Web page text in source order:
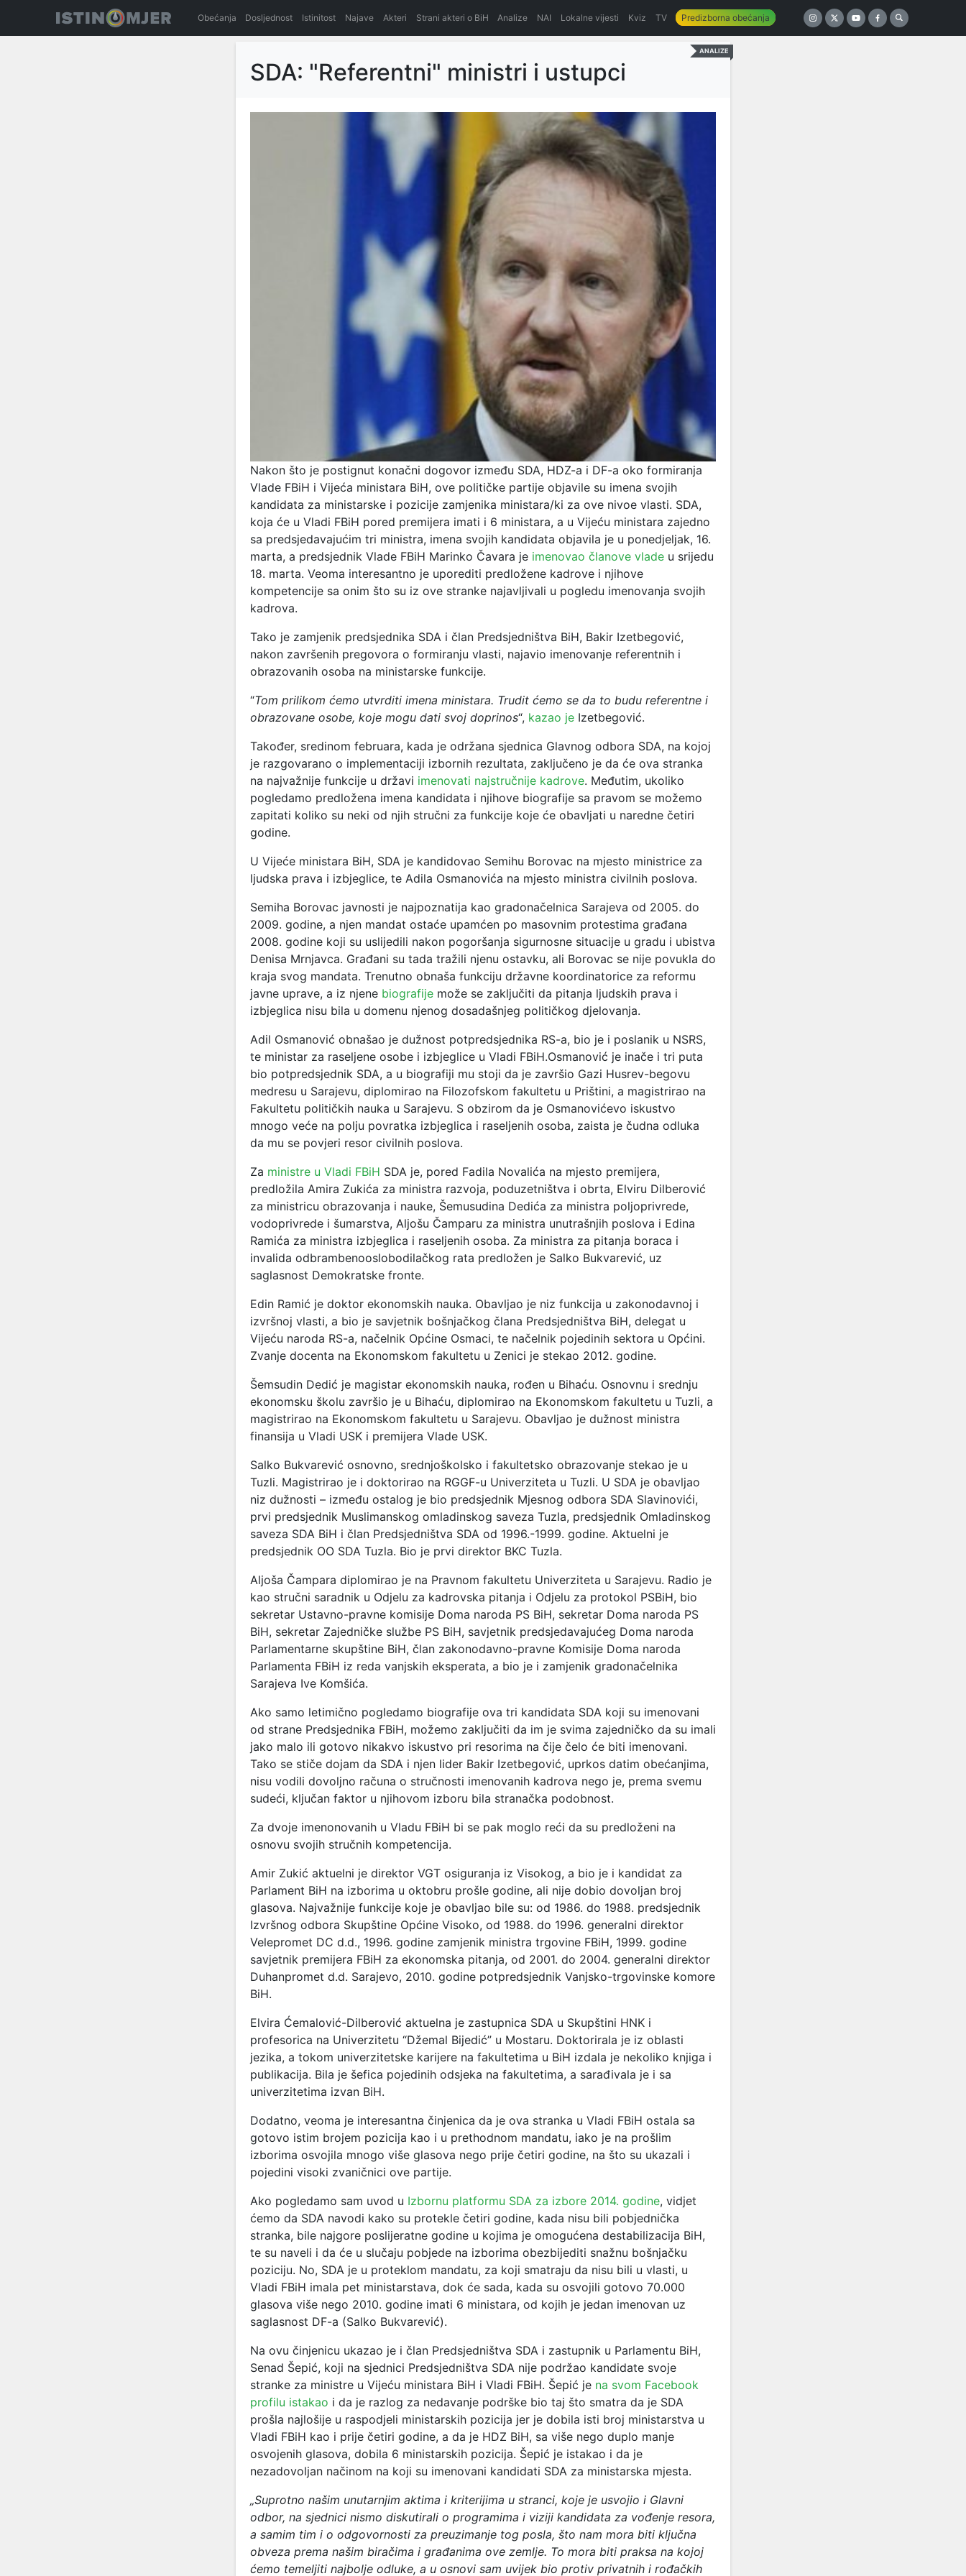
Obećanja Dosljednost Istinitost Najave Akteri Strani akteri o BiH Analize NAI Lokalne vijesti Kviz TV Predizborna obećanja
ANALIZE
SDA: "Referentni" ministri i ustupci
Nakon što je postignut konačni dogovor između SDA, HDZ-a i DF-a oko formiranja
Vlade FBiH i Vijeća ministara BiH, ove političke partije objavile su imena svojih
kandidata za ministarske i pozicije zamjenika ministara/ki za ove nivoe vlasti. SDA,
koja će u Vladi FBiH pored premijera imati i 6 ministara, a u Vijeću ministara zajedno
sa predsjedavajućim tri ministra, imena svojih kandidata objavila je u ponedjeljak, 16.
marta, a predsjednik Vlade FBiH Marinko Čavara je imenovao članove vlade u srijedu
18. marta. Veoma interesantno je uporediti predložene kadrove i njihove
kompetencije sa onim što su iz ove stranke najavljivali u pogledu imenovanja svojih
kadrova.
Tako je zamjenik predsjednika SDA i član Predsjedništva BiH, Bakir Izetbegović,
nakon završenih pregovora o formiranju vlasti, najavio imenovanje referentnih i
obrazovanih osoba na ministarske funkcije.
“Tom prilikom ćemo utvrditi imena ministara. Trudit ćemo se da to budu referentne i
obrazovane osobe, koje mogu dati svoj doprinos“, kazao je Izetbegović.
Također, sredinom februara, kada je održana sjednica Glavnog odbora SDA, na kojoj
je razgovarano o implementaciji izbornih rezultata, zaključeno je da će ova stranka
na najvažnije funkcije u državi imenovati najstručnije kadrove. Međutim, ukoliko
pogledamo predložena imena kandidata i njihove biografije sa pravom se možemo
zapitati koliko su neki od njih stručni za funkcije koje će obavljati u naredne četiri
godine.
U Vijeće ministara BiH, SDA je kandidovao Semihu Borovac na mjesto ministrice za
ljudska prava i izbjeglice, te Adila Osmanovića na mjesto ministra civilnih poslova.
Semiha Borovac javnosti je najpoznatija kao gradonačelnica Sarajeva od 2005. do
2009. godine, a njen mandat ostaće upamćen po masovnim protestima građana
2008. godine koji su uslijedili nakon pogoršanja sigurnosne situacije u gradu i ubistva
Denisa Mrnjavca. Građani su tada tražili njenu ostavku, ali Borovac se nije povukla do
kraja svog mandata. Trenutno obnaša funkciju državne koordinatorice za reformu
javne uprave, a iz njene biografije može se zaključiti da pitanja ljudskih prava i
izbjeglica nisu bila u domenu njenog dosadašnjeg političkog djelovanja.
Adil Osmanović obnašao je dužnost potpredsjednika RS-a, bio je i poslanik u NSRS,
te ministar za raseljene osobe i izbjeglice u Vladi FBiH.Osmanović je inače i tri puta
bio potpredsjednik SDA, a u biografiji mu stoji da je završio Gazi Husrev-begovu
medresu u Sarajevu, diplomirao na Filozofskom fakultetu u Prištini, a magistrirao na
Fakultetu političkih nauka u Sarajevu. S obzirom da je Osmanovićevo iskustvo
mnogo veće na polju povratka izbjeglica i raseljenih osoba, zaista je čudna odluka
da mu se povjeri resor civilnih poslova.
Za ministre u Vladi FBiH SDA je, pored Fadila Novalića na mjesto premijera,
predložila Amira Zukića za ministra razvoja, poduzetništva i obrta, Elviru Dilberović
za ministricu obrazovanja i nauke, Šemusudina Dedića za ministra poljoprivrede,
vodoprivrede i šumarstva, Aljošu Čamparu za ministra unutrašnjih poslova i Edina
Ramića za ministra izbjeglica i raseljenih osoba. Za ministra za pitanja boraca i
invalida odbrambenooslobodilačkog rata predložen je Salko Bukvarević, uz
saglasnost Demokratske fronte.
Edin Ramić je doktor ekonomskih nauka. Obavljao je niz funkcija u zakonodavnoj i
izvršnoj vlasti, a bio je savjetnik bošnjačkog člana Predsjedništva BiH, delegat u
Vijeću naroda RS-a, načelnik Općine Osmaci, te načelnik pojedinih sektora u Općini.
Zvanje docenta na Ekonomskom fakultetu u Zenici je stekao 2012. godine.
Šemsudin Dedić je magistar ekonomskih nauka, rođen u Bihaću. Osnovnu i srednju
ekonomsku školu završio je u Bihaću, diplomirao na Ekonomskom fakultetu u Tuzli, a
magistrirao na Ekonomskom fakultetu u Sarajevu. Obavljao je dužnost ministra
finansija u Vladi USK i premijera Vlade USK.
Salko Bukvarević osnovno, srednjoškolsko i fakultetsko obrazovanje stekao je u
Tuzli. Magistrirao je i doktorirao na RGGF-u Univerziteta u Tuzli. U SDA je obavljao
niz dužnosti – između ostalog je bio predsjednik Mjesnog odbora SDA Slavinovići,
prvi predsjednik Muslimanskog omladinskog saveza Tuzla, predsjednik Omladinskog
saveza SDA BiH i član Predsjedništva SDA od 1996.-1999. godine. Aktuelni je
predsjednik OO SDA Tuzla. Bio je prvi direktor BKC Tuzla.
Aljoša Čampara diplomirao je na Pravnom fakultetu Univerziteta u Sarajevu. Radio je
kao stručni saradnik u Odjelu za kadrovska pitanja i Odjelu za protokol PSBiH, bio
sekretar Ustavno-pravne komisije Doma naroda PS BiH, sekretar Doma naroda PS
BiH, sekretar Zajedničke službe PS BiH, savjetnik predsjedavajućeg Doma naroda
Parlamentarne skupštine BiH, član zakonodavno-pravne Komisije Doma naroda
Parlamenta FBiH iz reda vanjskih eksperata, a bio je i zamjenik gradonačelnika
Sarajeva Ive Komšića.
Ako samo letimično pogledamo biografije ova tri kandidata SDA koji su imenovani
od strane Predsjednika FBiH, možemo zaključiti da im je svima zajedničko da su imali
jako malo ili gotovo nikakvo iskustvo pri resorima na čije čelo će biti imenovani.
Tako se stiče dojam da SDA i njen lider Bakir Izetbegović, uprkos datim obećanjima,
nisu vodili dovoljno računa o stručnosti imenovanih kadrova nego je, prema svemu
sudeći, ključan faktor u njihovom izboru bila stranačka podobnost.
Za dvoje imenonovanih u Vladu FBiH bi se pak moglo reći da su predloženi na
osnovu svojih stručnih kompetencija.
Amir Zukić aktuelni je direktor VGT osiguranja iz Visokog, a bio je i kandidat za
Parlament BiH na izborima u oktobru prošle godine, ali nije dobio dovoljan broj
glasova. Najvažnije funkcije koje je obavljao bile su: od 1986. do 1988. predsjednik
Izvršnog odbora Skupštine Općine Visoko, od 1988. do 1996. generalni direktor
Velepromet DC d.d., 1996. godine zamjenik ministra trgovine FBiH, 1999. godine
savjetnik premijera FBiH za ekonomska pitanja, od 2001. do 2004. generalni direktor
Duhanpromet d.d. Sarajevo, 2010. godine potpredsjednik Vanjsko-trgovinske komore
BiH.
Elvira Ćemalović-Dilberović aktuelna je zastupnica SDA u Skupštini HNK i
profesorica na Univerzitetu “Džemal Bijedić” u Mostaru. Doktorirala je iz oblasti
jezika, a tokom univerzitetske karijere na fakultetima u BiH izdala je nekoliko knjiga i
publikacija. Bila je šefica pojedinih odsjeka na fakultetima, a sarađivala je i sa
univerzitetima izvan BiH.
Dodatno, veoma je interesantna činjenica da je ova stranka u Vladi FBiH ostala sa
gotovo istim brojem pozicija kao i u prethodnom mandatu, iako je na prošlim
izborima osvojila mnogo više glasova nego prije četiri godine, na što su ukazali i
pojedini visoki zvaničnici ove partije.
Ako pogledamo sam uvod u Izbornu platformu SDA za izbore 2014. godine, vidjet
ćemo da SDA navodi kako su protekle četiri godine, kada nisu bili pobjednička
stranka, bile najgore poslijeratne godine u kojima je omogućena destabilizacija BiH,
te su naveli i da će u slučaju pobjede na izborima obezbijediti snažnu bošnjačku
poziciju. No, SDA je u proteklom mandatu, za koji smatraju da nisu bili u vlasti, u
Vladi FBiH imala pet ministarstava, dok će sada, kada su osvojili gotovo 70.000
glasova više nego 2010. godine imati 6 ministara, od kojih je jedan imenovan uz
saglasnost DF-a (Salko Bukvarević).
Na ovu činjenicu ukazao je i član Predsjedništva SDA i zastupnik u Parlamentu BiH,
Senad Šepić, koji na sjednici Predsjedništva SDA nije podržao kandidate svoje
stranke za ministre u Vijeću ministara BiH i Vladi FBiH. Šepić je na svom Facebook
profilu istakao i da je razlog za nedavanje podrške bio taj što smatra da je SDA
prošla najlošije u raspodjeli ministarskih pozicija jer je dobila isti broj ministarstva u
Vladi FBiH kao i prije četiri godine, a da je HDZ BiH, sa više nego duplo manje
osvojenih glasova, dobila 6 ministarskih pozicija. Šepić je istakao i da je
nezadovoljan načinom na koji su imenovani kandidati SDA za ministarska mjesta.
„Suprotno našim unutarnjim aktima i kriterijima u stranci, koje je usvojio i Glavni
odbor, na sjednici nismo diskutirali o programima i viziji kandidata za vođenje resora,
a samim tim i o odgovornosti za preuzimanje tog posla, što nam mora biti ključna
obveza prema našim biračima i građanima ove zemlje. To mora biti praksa na kojoj
ćemo temeljiti najbolje odluke, a u osnovi sam uvijek bio protiv privatnih i rođačkih